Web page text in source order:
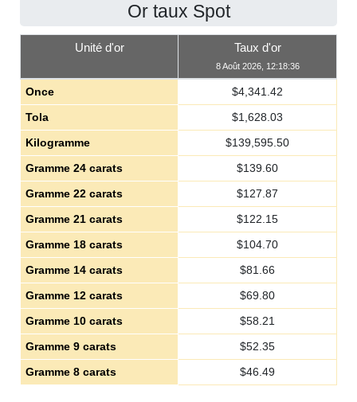
Or taux Spot
Unité d'or Taux d'or
8 Août 2026, 12:18:36
Once $4,341.42
Tola
$1,628.03
Kilogramme
$139,595.50
Gramme 24 carats
$139.60
Gramme 22 carats
$127.87
Gramme 21 carats
$122.15
Gramme 18 carats
$104.70
Gramme 14 carats
$81.66
Gramme 12 carats
$69.80
Gramme 10 carats
$58.21
Gramme 9 carats
$52.35
Gramme 8 carats
$46.49